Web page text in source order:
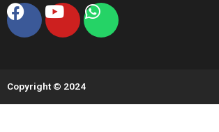
Facebook
YoutubeWhatsapp
Copyright © 2024